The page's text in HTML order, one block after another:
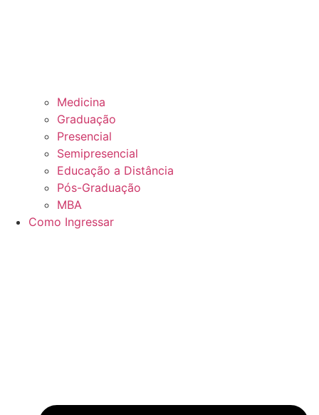
Medicina
Graduação
Presencial
Semipresencial
Educação a Distância
Pós-Graduação
MBA
Como Ingressar